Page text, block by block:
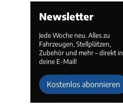
Newsletter
Jede Woche neu. Alles zu
Fahrzeugen, Stellplätzen,
Zubehör und mehr – direkt in
deine E-Mail!
Kostenlos abonnieren